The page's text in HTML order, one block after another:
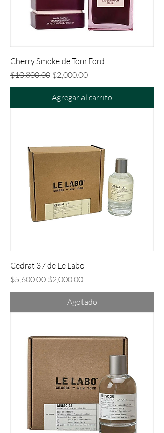
Cherry Smoke de Tom Ford
Precio
$10,800.00 Precio de oferta
$2,000.00
Agregar al carrito
Cedrat 37 de Le Labo
Precio
$5,600.00 Precio de oferta
$2,000.00
Agotado